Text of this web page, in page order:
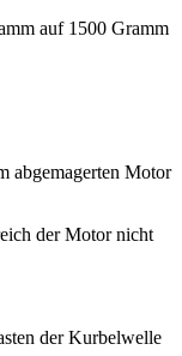
auf 1500 Gramm
abgemagerten Motor
der Motor nicht
der Kurbelwelle